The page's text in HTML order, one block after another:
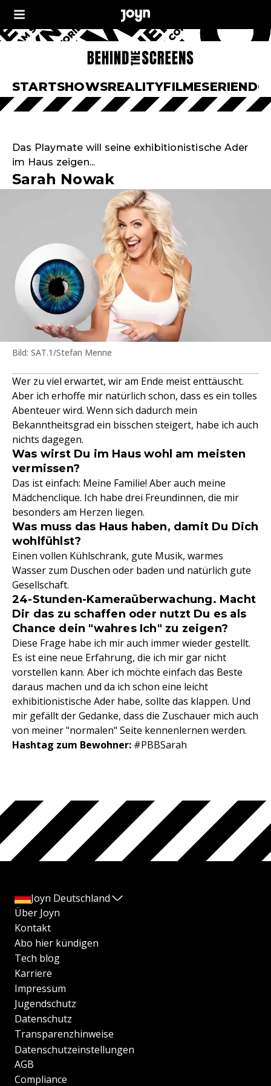
STARTSHOWSREALITYFILMESERIEN
Das Playmate will seine exhibitionistische Ader
im Haus zeigen...
Sarah Nowak
Bild: SAT.1/Stefan Menne
Wer zu viel erwartet, wir am Ende meist enttäuscht.
Aber ich erhoffe mir natürlich schon, dass es ein tolles
Abenteuer wird. Wenn sich dadurch mein
Bekanntheitsgrad ein bisschen steigert, habe ich auch
nichts dagegen.
Was wirst Du im Haus wohl am meisten
vermissen?
Das ist einfach: Meine Familie! Aber auch meine
Mädchenclique. Ich habe drei Freundinnen, die mir
besonders am Herzen liegen.
Was muss das Haus haben, damit Du Dich
wohlfühlst?
Einen vollen Kühlschrank, gute Musik, warmes
Wasser zum Duschen oder baden und natürlich gute
Gesellschaft.
24-Stunden-Kameraüberwachung. Macht
Dir das zu schaffen oder nutzt Du es als
Chance dein "wahres Ich" zu zeigen?
Diese Frage habe ich mir auch immer wieder gestellt.
Es ist eine neue Erfahrung, die ich mir gar nicht
vorstellen kann. Aber ich möchte einfach das Beste
daraus machen und da ich schon eine leicht
exhibitionistische Ader habe, sollte das klappen. Und
mir gefällt der Gedanke, dass die Zuschauer mich auch
von meiner "normalen" Seite kennenlernen werden.
Hashtag zum Bewohner: #PBBSarah
Joyn Deutschland
Über Joyn
Kontakt
Abo hier kündigen
Tech blog
Karriere
Impressum
Jugendschutz
Datenschutz
Transparenzhinweise
Datenschutzeinstellungen
AGB
Compliance